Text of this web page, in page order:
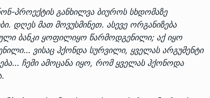
პროექტის განხილვა ბიუროს სხდომაზე
დღეს მათ მოვუსმინეთ. ასევე ორგანიზება
ბანკი ყოფილიყო წარმოდგენილი; აქ იყო
ვისაც ჰქონდა სურვილი, ყველას არგუმენტი
ჩემი ამოცანა იყო, რომ ყველას ჰქონოდა